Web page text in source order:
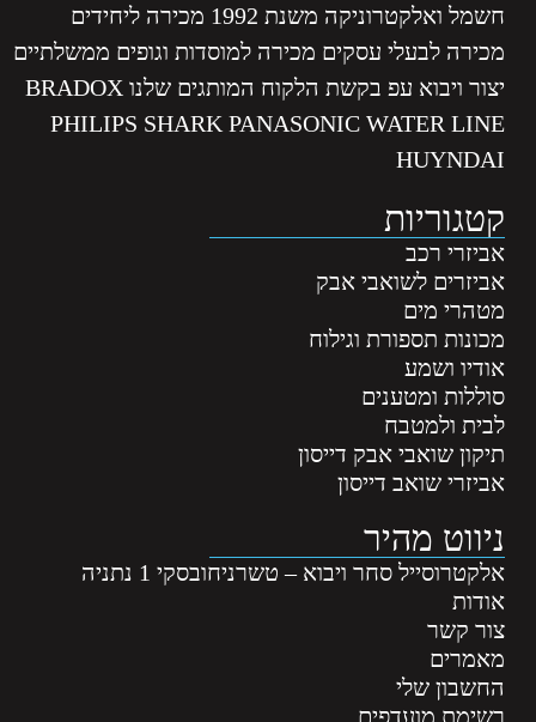
חשמל ואלקטרוניקה משנת 1992 מכירה ליחידים
מכירה לבעלי עסקים מכירה למוסדות וגופים ממשלתיים
יצור ויבוא עפ בקשת הלקוח המותגים שלנו BRADOX
PHILIPS SHARK PANASONIC WATER LINE
HUYNDAI
קטגוריות
אביזרי רכב
אביזרים לשואבי אבק
מטהרי מים
מכונות תספורת וגילוח
אודיו ושמע
סוללות ומטענים
לבית ולמטבח
תיקון שואבי אבק דייסון
אביזרי שואב דייסון
ניווט מהיר
אלקטרוסייל סחר ויבוא – טשרניחובסקי 1 נתניה
אודות
צור קשר
מאמרים
החשבון שלי
רשימת מועדפים